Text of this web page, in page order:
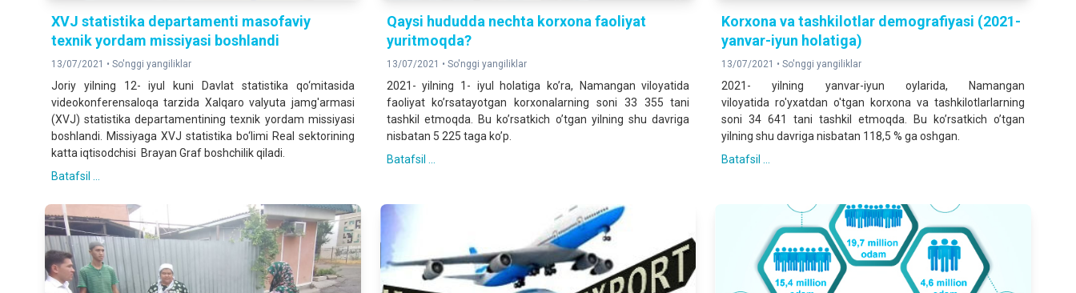
XVJ statistika departamenti masofaviy
texnik yordam missiyasi boshlandi
13/07/2021 • So'nggi yangiliklar
Joriy yilning 12- iyul kuni Davlat statistika qo‘mitasida
videokonferensaloqa tarzida Xalqaro valyuta jamg'armasi
(XVJ) statistika departamentining texnik yordam missiyasi
boshlandi. Missiyaga XVJ statistika bo‘limi Real sektorining
katta iqtisodchisi Brayan Graf boshchilik qiladi.
Batafsil ...
Qaysi hududda nechta korxona faoliyat
yuritmoqda?
13/07/2021 • So'nggi yangiliklar
2021- yilning 1- iyul holatiga koʼra, Namangan viloyatida
faoliyat koʼrsatayotgan korxonalarning soni 33 355 tani
tashkil etmoqda. Bu koʼrsatkich oʼtgan yilning shu davriga
nisbatan 5 225 taga koʼp.
Batafsil ...
Korxona va tashkilotlar demografiyasi (2021-
yanvar-iyun holatiga)
13/07/2021 •So'nggi yangiliklar
2021- yilning yanvar-iyun oylarida, Namangan
viloyatida ro'yxatdan o'tgan korxona va tashkilotlarlarning
soni 34 641 tani tashkil etmoqda. Bu koʼrsatkich oʼtgan
yilning shu davriga nisbatan 118,5 % ga oshgan.
Batafsil ...